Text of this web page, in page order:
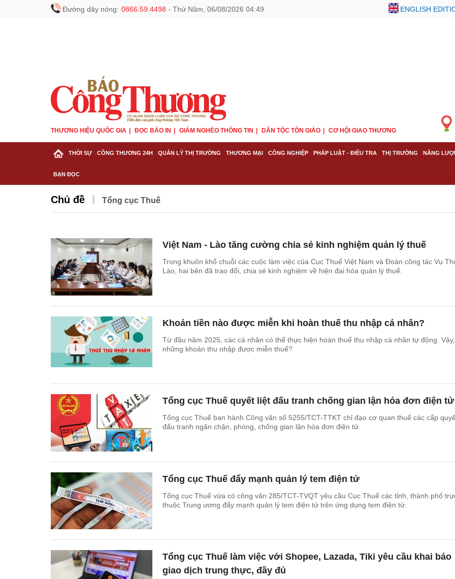
Đường dây nóng: 0866.59.4498 - Thứ Năm, 06/08/2026 04:49 ENGLISH
THƯƠNG HIỆU QUỐC GIA ĐỌC BÁO IN GIẢM NGHÈO THÔNG TIN DÂN TỘC TÔN GIÁO CƠ HỘI GIAO THƯƠNG
THỜI SỰ CÔNG THƯƠNG 24H QUẢN LÝ THỊ TRƯỜNG THƯƠNG MẠI CÔNG NGHIỆP PHÁP LUẬT - ĐIỀU TRA THỊ TRƯỜNG NĂNG
BẠN ĐỌC
Chủ đề Tổng cục Thuế
Việt Nam - Lào tăng cường chia sẻ kinh nghiệm quản lý thuế
Trong khuôn khổ chuỗi các cuộc làm việc của Cục Thuế Việt Nam và Đoàn công tác Vụ
Lào, hai bên đã trao đổi, chia sẻ kinh nghiệm về hiện đại hóa quản lý thuế.
Khoản tiền nào được miễn khi hoàn thuế thu nhập cá nhân?
Từ đầu năm 2025, các cá nhân có thể thực hiện hoàn thuế thu nhập cá nhân tự động. Vậy,
những khoản thu nhập được miễn thuế?
Tổng cục Thuế quyết liệt đấu tranh chống gian lận hóa đơn điện tử
Tổng cục Thuế ban hành Công văn số 5255/TCT-TTKT chỉ đạo cơ quan thuế các cấp
đấu tranh ngăn chặn, phòng, chống gian lận hóa đơn điện tử.
Tổng cục Thuế đẩy mạnh quản lý tem điện tử
Tổng cục Thuế vừa có công văn 285/TCT-TVQT yêu cầu Cục Thuế các tỉnh, thành phố
thuộc Trung ương đẩy mạnh quản lý tem điện tử trên ứng dụng tem điện tử.
Tổng cục Thuế làm việc với Shopee, Lazada, Tiki yêu cầu khai báo
giao dịch trung thực, đầy đủ